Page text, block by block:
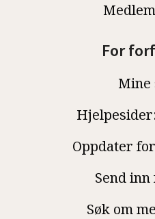
For
Mine
Oppdater
Send
Søk om